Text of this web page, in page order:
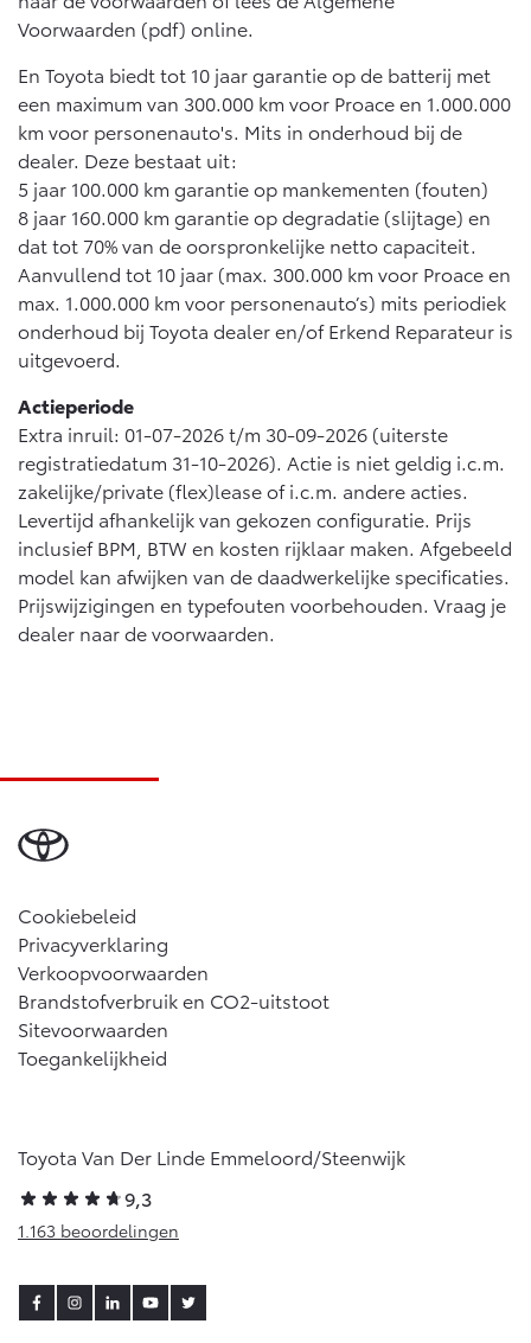
Voorwaarden (pdf) online.
En Toyota biedt tot 10 jaar garantie op de batterij met
een maximum van 300.000 km voor Proace en 1.000.000
km voor personenauto's. Mits in onderhoud bij de
dealer. Deze bestaat uit:
5 jaar 100.000 km garantie op mankementen (fouten)
8 jaar 160.000 km garantie op degradatie (slijtage) en
dat tot 70% van de oorspronkelijke netto capaciteit.
Aanvullend tot 10 jaar (max. 300.000 km voor Proace en
max. 1.000.000 km voor personenauto’s) mits periodiek
onderhoud bij Toyota dealer en/of Erkend Reparateur is
uitgevoerd.
Actieperiode
Extra inruil: 01-07-2026 t/m 30-09-2026 (uiterste
registratiedatum 31-10-2026). Actie is niet geldig i.c.m.
zakelijke/private (flex)lease of i.c.m. andere acties.
Levertijd afhankelijk van gekozen configuratie. Prijs
inclusief BPM, BTW en kosten rijklaar maken. Afgebeeld
model kan afwijken van de daadwerkelijke specificaties.
Prijswijzigingen en typefouten voorbehouden. Vraag je
dealer naar de voorwaarden.
Cookiebeleid
Privacyverklaring
Verkoopvoorwaarden
Brandstofverbruik en CO2-uitstoot
Sitevoorwaarden
Toegankelijkheid
Toyota Van Der Linde Emmeloord/Steenwijk
9,3
1.163 beoordelingen